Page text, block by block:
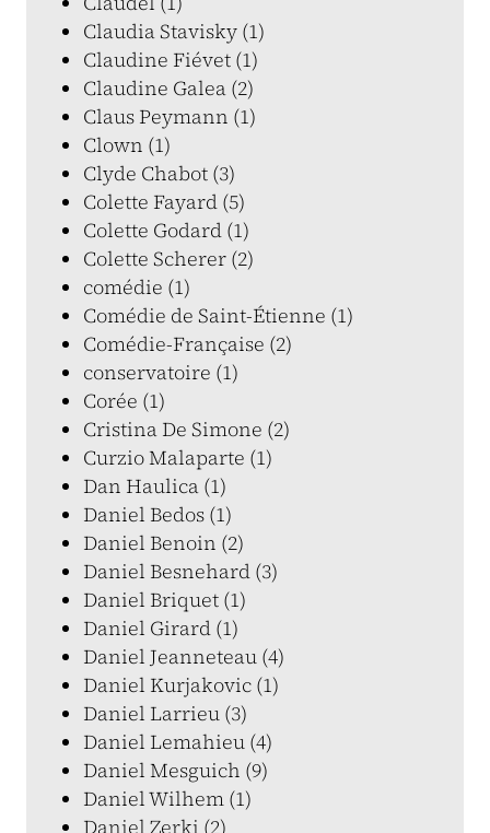
Claudia Stavisky (1)
Claudine Fiévet (1)
Claudine Galea (2)
Claus Peymann (1)
Clown (1)
Clyde Chabot (3)
Colette Fayard (5)
Colette Godard (1)
Colette Scherer (2)
comédie (1)
Comédie de Saint-Étienne (1)
Comédie-Française (2)
conservatoire (1)
Corée (1)
Cristina De Simone (2)
Curzio Malaparte (1)
Dan Haulica (1)
Daniel Bedos (1)
Daniel Benoin (2)
Daniel Besnehard (3)
Daniel Briquet (1)
Daniel Girard (1)
Daniel Jeanneteau (4)
Daniel Kurjakovic (1)
Daniel Larrieu (3)
Daniel Lemahieu (4)
Daniel Mesguich (9)
Daniel Wilhem (1)
Daniel Zerki (2)